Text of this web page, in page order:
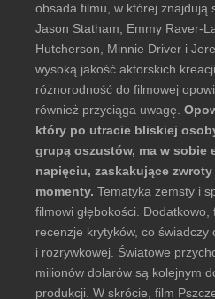
obsada filmu, w której znajdują
Jason Statham, Emmy Raver-
Hutcherson, Minnie Driver i
wysoką jakość aktorskich
różnorodność do filmowej
również przyciąga uwagę.
który po utracie bliskiej
grupą oszustów, ma w sobie
napięciu, zaskakujące
momenty. Tematyka zemsty i
filmowi głębokości. Dodatkowo,
recenzje krytyków, co świadczy
i rozrywkowej. Światowe
milionów dolarów są kolejnym
produkcji. W skrócie, film